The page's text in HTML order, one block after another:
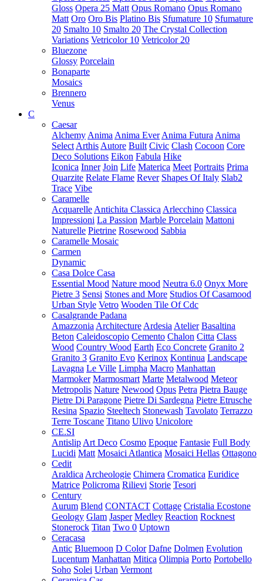
Gloss Opera 25 Matt Opus Romano Opus Romano
Matt Oro Oro Bis Platino Bis Sfumature 10 Sfumature
20 Smalto 10 Smalto 20 The Crystal Collection
Variations Vetricolor 10 Vetricolor 20
Bluezone
Glossy Porcelain
Bonaparte
Mosaics
Brennero
Venus
C
Caesar
Alchemy Anima Anima Ever Anima Futura Anima
Select Arthis Autore Built Civic Clash Cocoon Core
Deco Solutions Eikon Fabula Hike
Iconica Inner Join Life Materica Meet Portraits Prima
Quarzite Relate Flame Rever Shapes Of Italy Slab2
Trace Vibe
Caramelle
Acquarelle Antichita Classica Arlecchino Classica
Impressioni La Passion Marble Porcelain Mattoni
Naturelle Pietrine Rosewood Sabbia
Caramelle Mosaic
Carmen
Dynamic
Casa Dolce Casa
Essential Mood Nature mood Neutra 6.0 Onyx More
Pietre 3 Sensi Stones and More Studios Of Casamood
Urban Style Vetro Wooden Tile Of Cdc
Casalgrande Padana
Amazzonia Architecture Ardesia Atelier Basaltina
Beton Caleidoscopio Cemento Chalon Citta Class
Wood Country Wood Earth Eco Concrete Granito 2
Granito 3 Granito Evo Kerinox Kontinua Landscape
Lavagna Le Ville Limpha Macro Manhattan
Marmoker Marmosmart Marte Metalwood Meteor
Metropolis Nature Newood Opus Petra Pietra Bauge
Pietre Di Paragone Pietre Di Sardegna Pietre Etrusche
Resina Spazio Steeltech Stonewash Tavolato Terrazzo
Terre Toscane Titano Ulivo Unicolore
CE.SI
Antislip Art Deco Cosmo Epoque Fantasie Full Body
Lucidi Matt Mosaici Atlantica Mosaici Hellas Ottagono
Cedit
Araldica Archeologie Chimera Cromatica Euridice
Matrice Policroma Rilievi Storie Tesori
Century
Aurum Blend CONTACT Cottage Cristalia Ecostone
Geology Glam Jasper Medley Reaction Rocknest
Stonerock Titan Two 0 Uptown
Ceracasa
Antic Bluemoon D Color Dafne Dolmen Evolution
Lucentum Manhattan Mitica Olimpia Porto Portobello
Soho Solei Urban Vermont